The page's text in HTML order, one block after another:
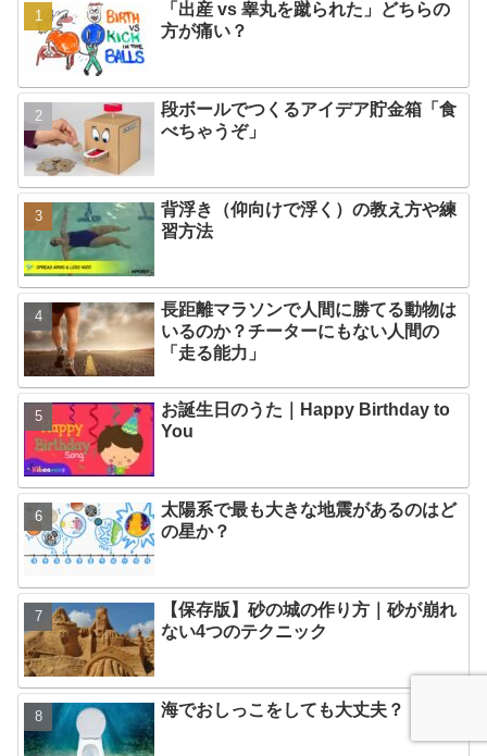
「出産 vs 睾丸を蹴られた」どちらの
方が痛い？
段ボールでつくるアイデア貯金箱「食
べちゃうぞ」
背浮き（仰向けで浮く）の教え方や練
習方法
長距離マラソンで人間に勝てる動物は
いるのか？チーターにもない人間の
「走る能力」
お誕生日のうた｜Happy Birthday to
You
太陽系で最も大きな地震があるのはど
の星か？
【保存版】砂の城の作り方｜砂が崩れ
ない4つのテクニック
海でおしっこをしても大丈夫？